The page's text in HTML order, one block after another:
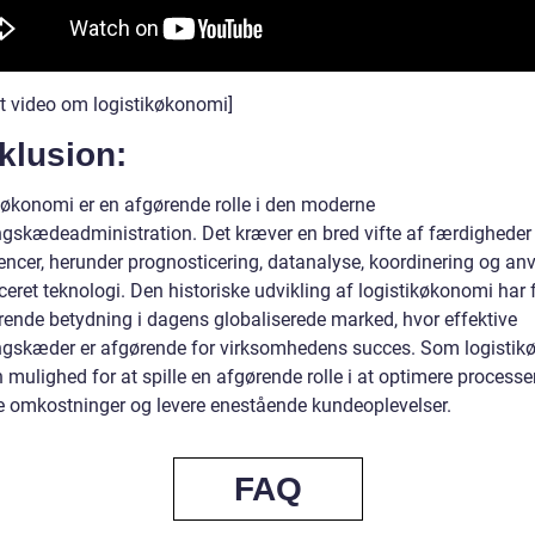
video om logistikøkonomi]
er en afgørende rolle i den moderne
Det kræver en bred vifte af færdigheder
herunder prognosticering, datanalyse, koordinering og
teknologi. Den historiske udvikling af logistikøkonomi har
betydning i dagens globaliserede marked, hvor effektive
er afgørende for virksomhedens succes. Som
mulighed for at spille en afgørende rolle i at optimere
omkostninger og levere enestående kundeoplevelser.
FAQ